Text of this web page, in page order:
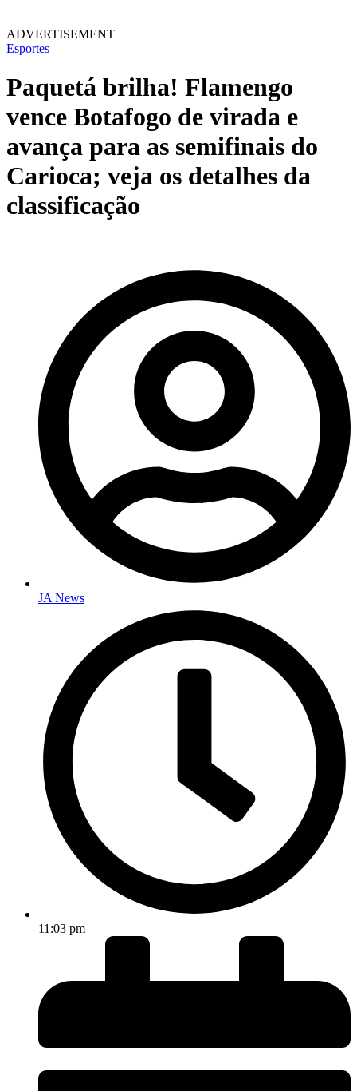
ADVERTISEMENT
Esportes
Paquetá brilha! Flamengo
vence Botafogo de virada e
avança para as semifinais do
Carioca; veja os detalhes da
classificação
JA News
11:03 pm